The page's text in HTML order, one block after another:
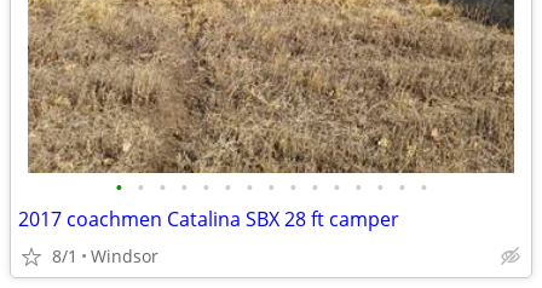
• • • • • • • • • • • • • • •
2017 coachmen Catalina SBX 28 ft camper
8/1 Windsor